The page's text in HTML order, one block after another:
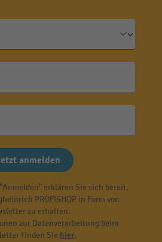
anmelden
erklären Sie sich bereit,
PROFISHOP in Form von
zu erhalten.
zur Datenverarbeitung beim
finden Sie hier.